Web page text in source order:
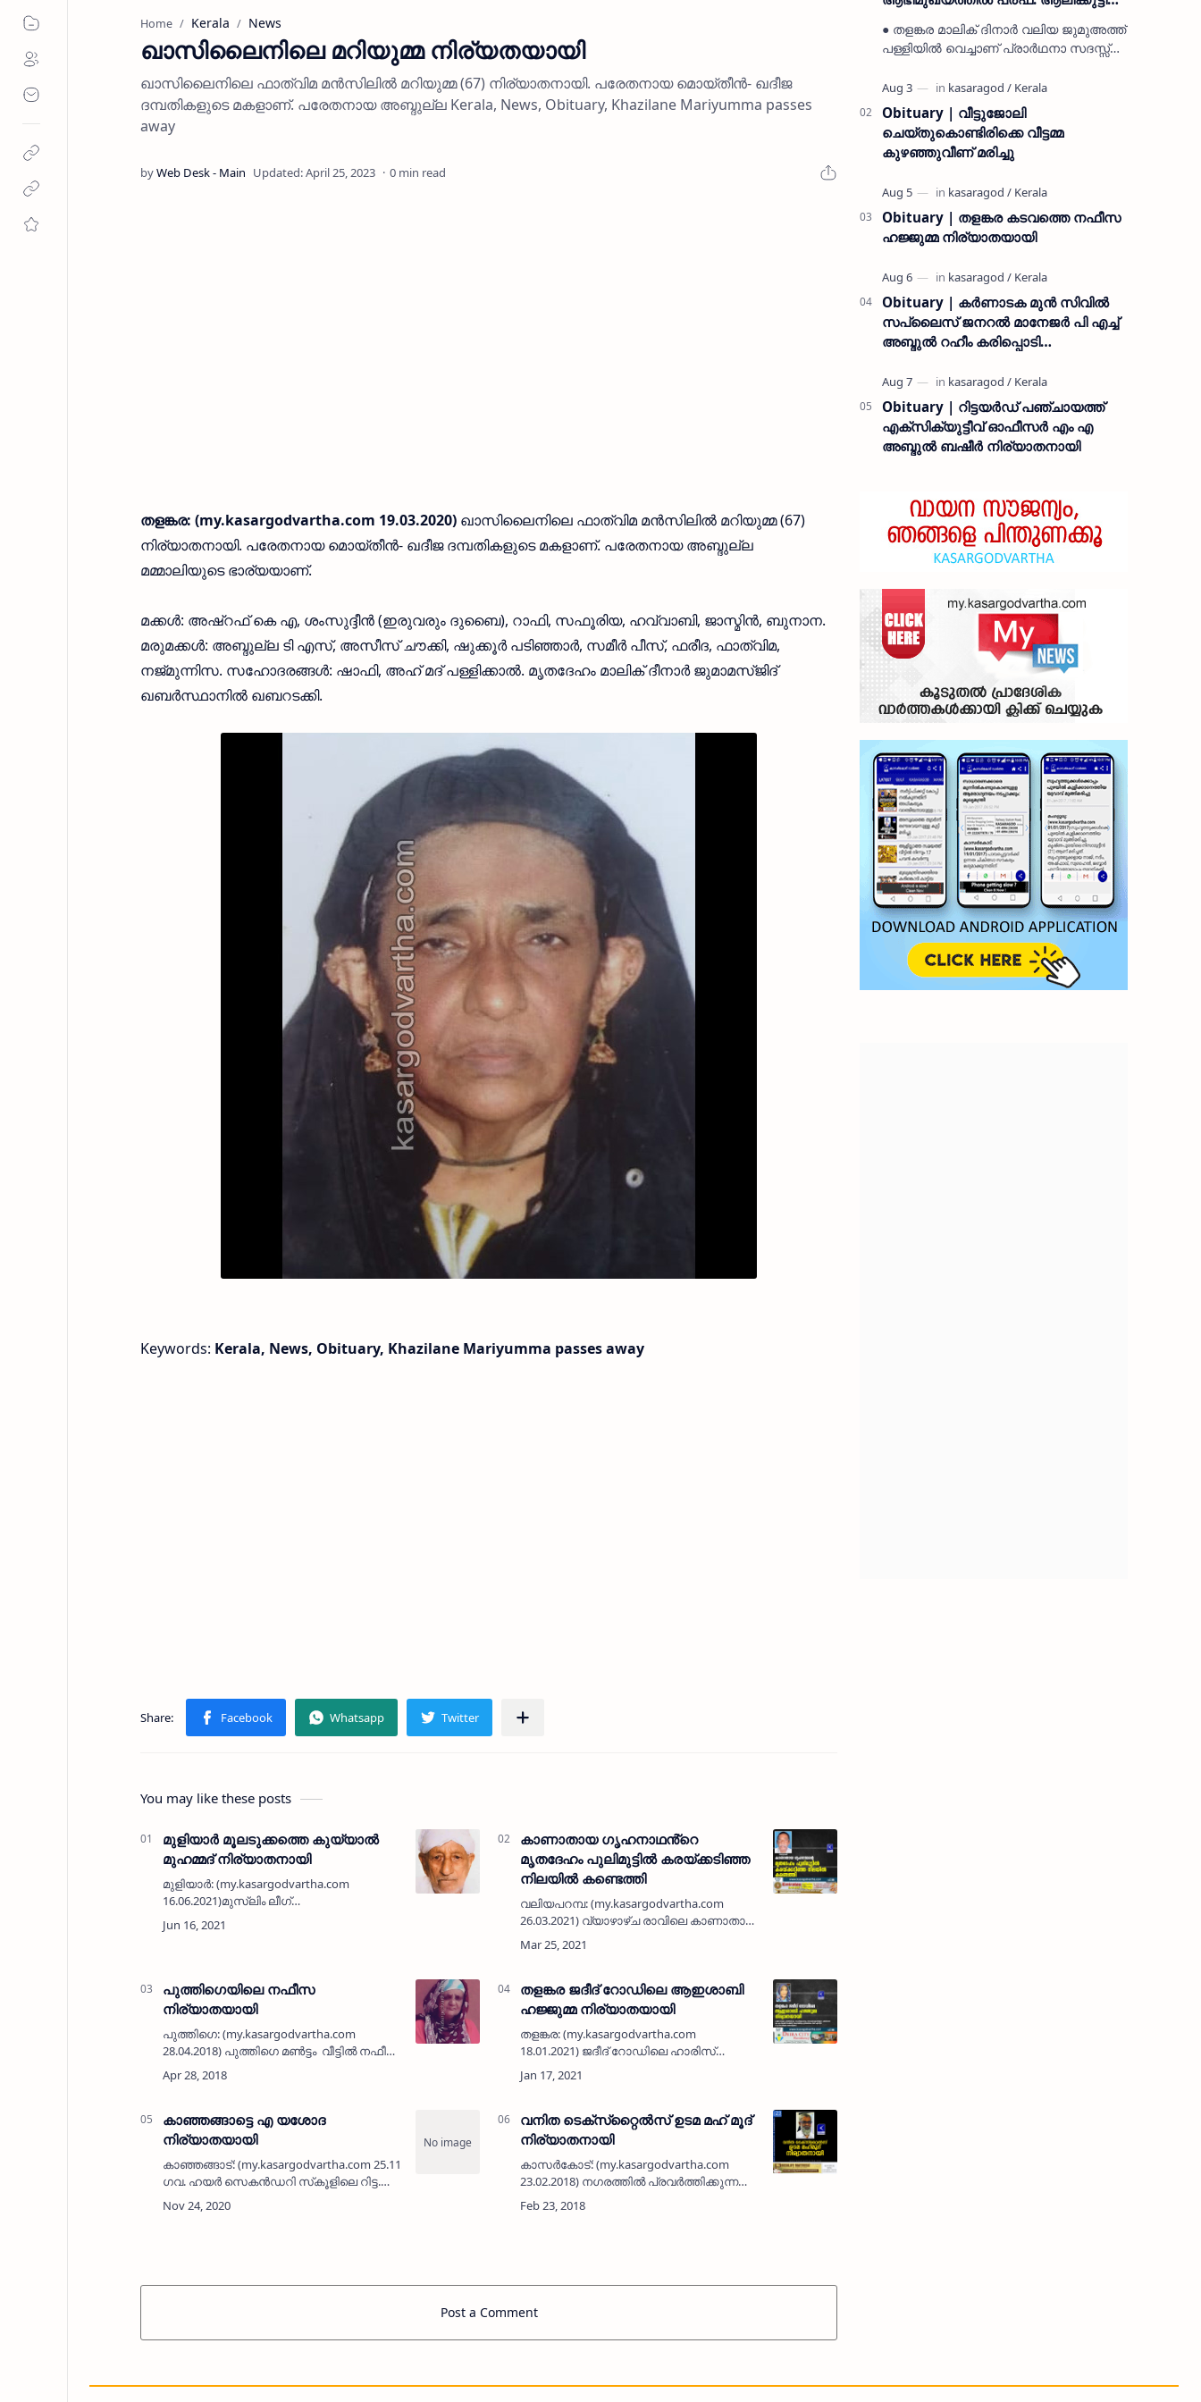
Home Kerala News
ഖാസിലൈനിലെ മറിയുമ്മ നിര്യതയായി
ഖാസിലൈനിലെ ഫാത്വിമ മന്‍സിലില്‍ മറിയുമ്മ (67) നിര്യാതനായി. പരേതനായ മൊയ്തീന്‍- ഖദീജ
ദമ്പതികളുടെ മകളാണ്. പരേതനായ അബ്ദുല്ല Kerala, News, Obituary, Khazilane Mariyumma passes
away
0 min read
തളങ്കര: (my.kasargodvartha.com 19.03.2020) ഖാസിലൈനിലെ ഫാത്വിമ മന്‍സിലില്‍ മറിയുമ്മ (67)
നിര്യാതനായി. പരേതനായ മൊയ്തീന്‍- ഖദീജ ദമ്പതികളുടെ മകളാണ്. പരേതനായ അബ്ദുല്ല
മമ്മാലിയുടെ ഭാര്യയാണ്.
മക്കള്‍: അഷ്‌റഫ് കെ എ, ശംസുദ്ദീന്‍ (ഇരുവരും ദുബൈ), റാഫി, സഫൂരിയ, ഹവ്വാബി, ജാസ്മിന്‍, ബുനാന.
മരുമക്കള്‍: അബ്ദുല്ല ടി എസ്, അസീസ് ചൗക്കി, ഷുക്കൂര്‍ പടിഞ്ഞാര്‍, സമീര്‍ പീസ്, ഫരീദ, ഫാത്വിമ,
നജ്മുന്നിസ. സഹോദരങ്ങള്‍: ഷാഫി, അഹ് മദ് പള്ളിക്കാല്‍. മൃതദേഹം മാലിക് ദീനാര്‍ ജുമാമസ്ജിദ്
ഖബര്‍സ്ഥാനില്‍ ഖബറടക്കി.
Keywords: Kerala, News, Obituary, Khazilane Mariyumma passes away
You may like these posts
മുളിയാർ മൂലടുക്കത്തെ കുയ്യാൽ
മുഹമ്മദ് നിര്യാതനായി
മുളിയാർ: (my.kasargodvartha.com
16.06.2021)മുസ്ലിം ലീഗ്
പ്രവർത്തകനായിരുന്ന മൂലടുക്കത്തെ
കുയ്യാൽ മുഹമ്മദ് (86) നിര്യാതനായി.
കാണാതായ ഗൃഹനാഥൻ്റെ
മൃതദേഹം പുലിമുട്ടിൽ കരയ്ക്കടിഞ്ഞ
നിലയിൽ കണ്ടെത്തി
വലിയപറമ്പ: (my.kasargodvartha.com
26.03.2021) വ്യാഴാഴ്ച രാവിലെ കാണാതായ
ഗൃഹനാഥൻ്റെ മൃതദേഹം പുലിമുട്ടിൽ
കണ്ടെത്തി. പടന്ന കടപ്പുറം സ്വദേശിയായ
മാവിലാക…
പുത്തിഗെയിലെ നഫീസ
നിര്യാതയായി
പുത്തിഗെ: (my.kasargodvartha.com
28.04.2018) പുത്തിഗെ മണ്‍ട്ടം വീട്ടില്‍ നഫീസ
(65) നിര്യാതയായി. പുത്തിഗെ പഞ്ചായത്ത്
അംഗം ഇ കെ മുഹമ്മദിന്റെ മാതാവാണ്. മറ്റു
തളങ്കര ജദീദ് റോഡിലെ ആഇശാബി
ഹജ്ജുമ്മ നിര്യാതയായി
തളങ്കര: (my.kasargodvartha.com
18.01.2021) ജദീദ് റോഡിലെ ഹാരിസ്
മന്‍സിലില്‍ പരേതനായ ടി എം അബ്ദുല്‍
ഖാദറിന്റെ ഭാര്യ ആഇശാബി ഹജ്ജുമ്മ (80)
കാഞ്ഞങ്ങാട്ടെ എ യശോദ
നിര്യാതയായി
കാഞ്ഞങ്ങാട്: (my.kasargodvartha.com 25.11.2020) ബളാംതോട്
ഗവ. ഹയര്‍ സെകന്‍ഡറി സ്‌കൂളിലെ റിട്ട.
ജീവനക്കാരിയായ പി കെ രാമന്റെ ഭാര്യ എ
യശോദ (60) നിര്യാതയായി. കള്ളാര്‍ പഞ്…
വനിത ടെക്‌സ്‌റ്റൈല്‍സ് ഉടമ മഹ് മൂദ്
നിര്യാതനായി
കാസര്‍കോട്: (my.kasargodvartha.com
23.02.2018) നഗരത്തില്‍ പ്രവര്‍ത്തിക്കുന്ന
വനിത ടെക്‌സ്‌റ്റൈല്‍സ് ഉടമ തളങ്കര
പള്ളിക്കാലിലെ എം മഹ് മൂദ് (72)
Post a Comment
മുസ്ലിയാർ അനുസ്മരണം നടത്തി
● തളങ്കര മാലിക് ദിനാർ വലിയ ജുമുഅത്ത്
പള്ളിയിൽ വെച്ചാണ് പ്രാർഥനാ സദസ്സ്
ഉമർ മുസ്ലിയാർ പരിപാടിക്ക് നേതൃത്വം
നൽകി കാസ…
Obituary | വീട്ടുജോലി
ചെയ്തുകൊണ്ടിരിക്കെ വീട്ടമ്മ
കുഴഞ്ഞുവീണ് മരിച്ചു
Obituary | തളങ്കര കടവത്തെ നഫീസ
ഹജ്ജുമ്മ നിര്യാതയായി
Obituary | കർണാടക മുൻ സിവില്‍
സപ്ലൈസ് ജനറൽ മാനേജർ പി എച്ച്
അബ്ദുൽ റഹീം കരിപ്പൊടി
Obituary | റിട്ടയർഡ് പഞ്ചായത്ത്
എക്സിക്യുട്ടീവ് ഓഫീസർ എം എ
അബ്ദുൽ ബഷീർ നിര്യാതനായി